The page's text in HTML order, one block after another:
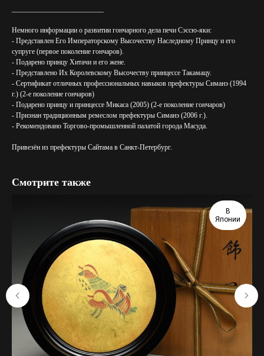
Немного информации о развитии гончарного дела печи Сэссю-яки:
- Представлен Его Императорскому Высочеству Наследному Принцу и его
супруге (первое поколение гончаров).
- Подарено принцу Хитачи и его жене.
- Представлено Их Королевскому Высочеству принцессе Такамацу.
- Сертификат отличных профессиональных навыков префектуры Симанэ (1994
г.) (2-е поколение гончаров)
- Подарено принцу и принцессе Микаса (2005) (2-е поколение гончаров)
- Признан традиционным ремеслом префектуры Симанэ (2006 г.).
- Рекомендовано Торгово-промышленной палатой города Масуда.
Привезён из префектуры Сайтама в Санкт-Петербург.
Смотрите также
В
Японии